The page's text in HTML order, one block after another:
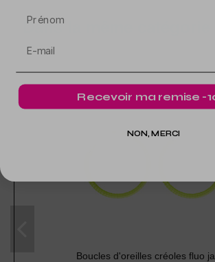
Dans la même catégorie
Boucles d'oreilles créoles fluo
Recevoir ma remise -
NON, MERCI